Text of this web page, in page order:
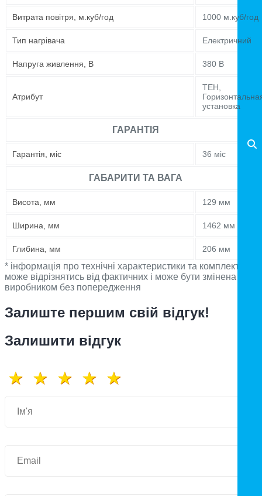
Витрата повітря, м.куб/год 1000 м.куб/год
Тип нагрівача Електричний
Напруга живлення, В 380 В
Атрибут
ТЕН,
установка
ГАРАНТІЯ
Гарантія, міс 36 міс
ГАБАРИТИ ТА ВАГА
Висота, мм 129 мм
Ширина, мм 1462 мм
Глибина, мм 206 мм
* інформація про технічні характеристики та комплектацію
може відрізнятись від фактичних і може бути змінена
виробником без попередження
Залиште першим свій відгук!
Залишити відгук